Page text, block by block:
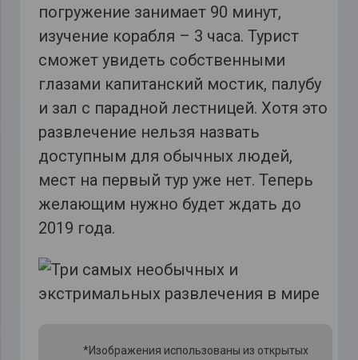
погружение занимает 90 минут,
изучение корабля – 3 часа. Турист
сможет увидеть собственными
глазами капитанский мостик, палубу
и зал с парадной лестницей. Хотя это
развлечение нельзя назвать
доступным для обычных людей,
мест на первый тур уже нет. Теперь
желающим нужно будет ждать до
2019 года.
*Изображения использованы из открытых